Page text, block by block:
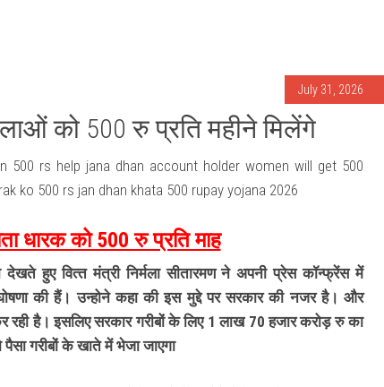
July 31, 2026
को 500 रु प्रति महीने मिलेंगे
500 rs help jana dhan account holder women will get 500
ko 500 rs jan dhan khata 500 rupay yojana 2026
धारक को 500 रु प्रति माह
हुए वित्‍त मंत्री निर्मला सीतारमण ने अपनी प्रेस कॉन्फ्रेंस में
की हैं। उन्होने कहा की इस मुद्दे पर सरकार की नजर है। और
रही है। इसलिए सरकार गरीबों के लिए 1 लाख 70 हजार करोड़ रु का
गरीबों के खाते में भेजा जाएगा